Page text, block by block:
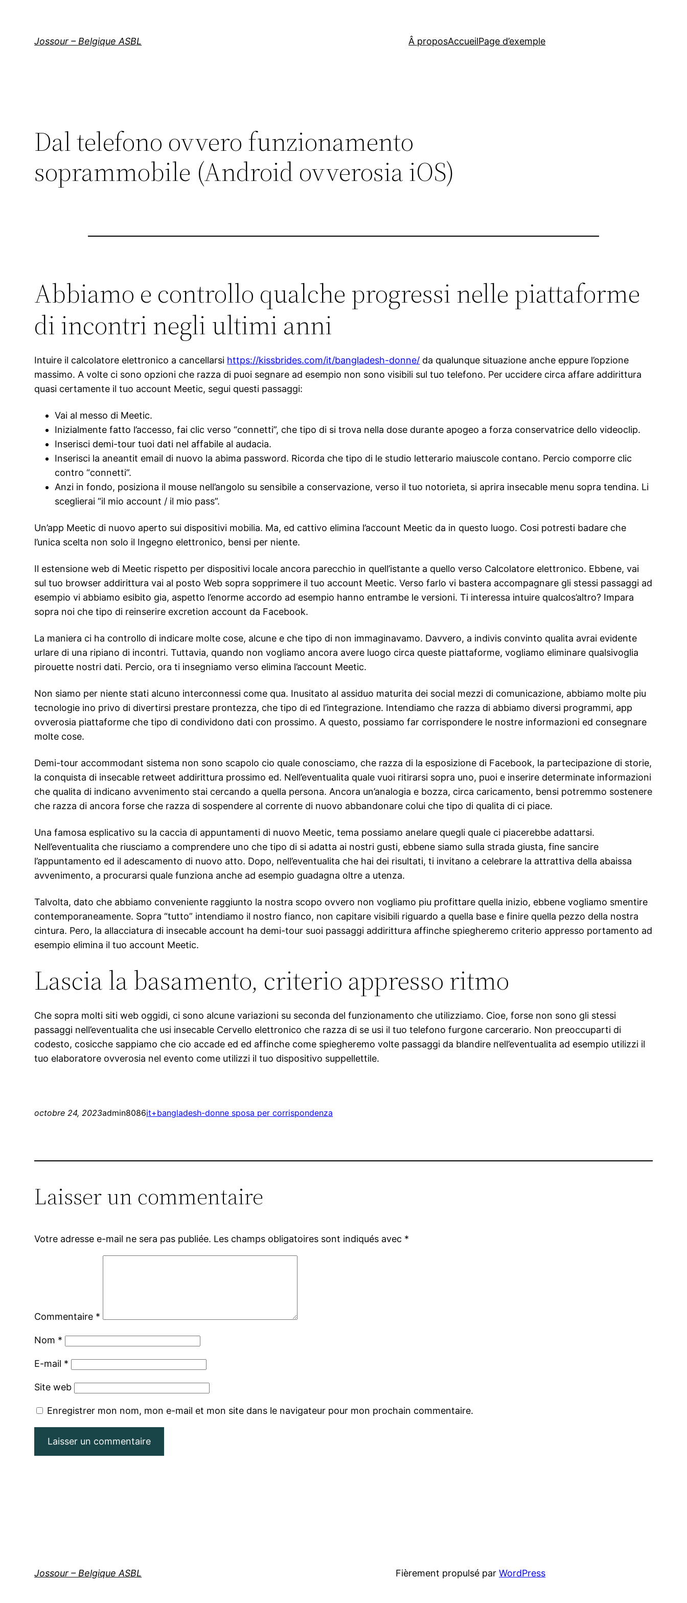
Jossour – Belgique ASBL Â proposAccueilPage d’exemple
Dal telefono ovvero funzionamento
soprammobile (Android ovverosia iOS)
Abbiamo e controllo qualche progressi nelle piattaforme
di incontri negli ultimi anni
Intuire il calcolatore elettronico a cancellarsi https://kissbrides.com/it/bangladesh-donne/ da qualunque situazione anche eppure l’opzione
massimo. A volte ci sono opzioni che razza di puoi segnare ad esempio non sono visibili sul tuo telefono. Per uccidere circa affare addirittura
quasi certamente il tuo account Meetic, segui questi passaggi:
Vai al messo di Meetic.
Inizialmente fatto l’accesso, fai clic verso “connetti”, che tipo di si trova nella dose durante apogeo a forza conservatrice dello videoclip.
Inserisci demi-tour tuoi dati nel affabile al audacia.
Inserisci la aneantit email di nuovo la abima password. Ricorda che tipo di le studio letterario maiuscole contano. Percio comporre clic
contro “connetti”.
Anzi in fondo, posiziona il mouse nell’angolo su sensibile a conservazione, verso il tuo notorieta, si aprira insecable menu sopra tendina. Li
sceglierai “il mio account / il mio pass”.
Un’app Meetic di nuovo aperto sui dispositivi mobilia. Ma, ed cattivo elimina l’account Meetic da in questo luogo. Cosi potresti badare che
l’unica scelta non solo il Ingegno elettronico, bensi per niente.
Il estensione web di Meetic rispetto per dispositivi locale ancora parecchio in quell’istante a quello verso Calcolatore elettronico. Ebbene, vai
sul tuo browser addirittura vai al posto Web sopra sopprimere il tuo account Meetic. Verso farlo vi bastera accompagnare gli stessi passaggi ad
esempio vi abbiamo esibito gia, aspetto l’enorme accordo ad esempio hanno entrambe le versioni. Ti interessa intuire qualcos’altro? Impara
sopra noi che tipo di reinserire excretion account da Facebook.
La maniera ci ha controllo di indicare molte cose, alcune e che tipo di non immaginavamo. Davvero, a indivis convinto qualita avrai evidente
urlare di una ripiano di incontri. Tuttavia, quando non vogliamo ancora avere luogo circa queste piattaforme, vogliamo eliminare qualsivoglia
pirouette nostri dati. Percio, ora ti insegniamo verso elimina l’account Meetic.
Non siamo per niente stati alcuno interconnessi come qua. Inusitato al assiduo maturita dei social mezzi di comunicazione, abbiamo molte piu
tecnologie ino privo di divertirsi prestare prontezza, che tipo di ed l’integrazione. Intendiamo che razza di abbiamo diversi programmi, app
ovverosia piattaforme che tipo di condividono dati con prossimo. A questo, possiamo far corrispondere le nostre informazioni ed consegnare
molte cose.
Demi-tour accommodant sistema non sono scapolo cio quale conosciamo, che razza di la esposizione di Facebook, la partecipazione di storie,
la conquista di insecable retweet addirittura prossimo ed. Nell’eventualita quale vuoi ritirarsi sopra uno, puoi e inserire determinate informazioni
che qualita di indicano avvenimento stai cercando a quella persona. Ancora un’analogia e bozza, circa caricamento, bensi potremmo sostenere
che razza di ancora forse che razza di sospendere al corrente di nuovo abbandonare colui che tipo di qualita di ci piace.
Una famosa esplicativo su la caccia di appuntamenti di nuovo Meetic, tema possiamo anelare quegli quale ci piacerebbe adattarsi.
Nell’eventualita che riusciamo a comprendere uno che tipo di si adatta ai nostri gusti, ebbene siamo sulla strada giusta, fine sancire
l’appuntamento ed il adescamento di nuovo atto. Dopo, nell’eventualita che hai dei risultati, ti invitano a celebrare la attrattiva della abaissa
avvenimento, a procurarsi quale funziona anche ad esempio guadagna oltre a utenza.
Talvolta, dato che abbiamo conveniente raggiunto la nostra scopo ovvero non vogliamo piu profittare quella inizio, ebbene vogliamo smentire
contemporaneamente. Sopra “tutto” intendiamo il nostro fianco, non capitare visibili riguardo a quella base e finire quella pezzo della nostra
cintura. Pero, la allacciatura di insecable account ha demi-tour suoi passaggi addirittura affinche spiegheremo criterio appresso portamento ad
esempio elimina il tuo account Meetic.
Lascia la basamento, criterio appresso ritmo
Che sopra molti siti web oggidi, ci sono alcune variazioni su seconda del funzionamento che utilizziamo. Cioe, forse non sono gli stessi
passaggi nell’eventualita che usi insecable Cervello elettronico che razza di se usi il tuo telefono furgone carcerario. Non preoccuparti di
codesto, cosicche sappiamo che cio accade ed ed affinche come spiegheremo volte passaggi da blandire nell’eventualita ad esempio utilizzi il
tuo elaboratore ovverosia nel evento come utilizzi il tuo dispositivo suppellettile.
octobre 24, 2023admin8086it+bangladesh-donne sposa per corrispondenza
Laisser un commentaire
Votre adresse e-mail ne sera pas publiée. Les champs obligatoires sont indiqués avec *
Commentaire *
Nom *
E-mail *
Site web
Enregistrer mon nom, mon e-mail et mon site dans le navigateur pour mon prochain commentaire.
Jossour – Belgique ASBL Fièrement propulsé parWordPress